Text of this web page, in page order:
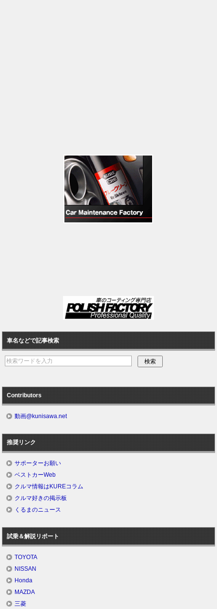
車名などで記事検索
Contributors
動画@kunisawa.net
推奨リンク
サポーターお願い
ベストカーWeb
クルマ情報はKUREコラム
クルマ好きの掲示板
くるまのニュース
試乗＆解説リポート
TOYOTA
NISSAN
Honda
MAZDA
三菱